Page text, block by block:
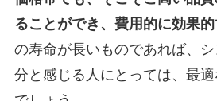
ることができ、費用的に効果
の寿命が長いものであれば、
分と感じる人にとっては、最